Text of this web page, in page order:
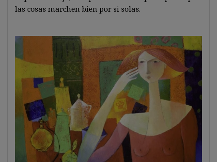
las cosas marchen bien por si solas.